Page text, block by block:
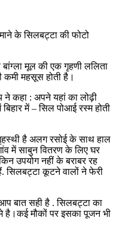
के सिलबट्टा की फोटो
मूल की एक गृहणी ललिता
कमी महसूस होती है।
ने कहा : अपने यहां का लोढ़ी
में – सिल पोआई रस्म होती
है अलग रसोई के साथ हाल
में साबुन वितरण के लिए घर
उपयोग नहीं के बराबर रह
सिलबट्टा कूटने वालों ने फेरी
बात सही है . सिलबट्टा का
है।कई मौकों पर इसका पूजन भी